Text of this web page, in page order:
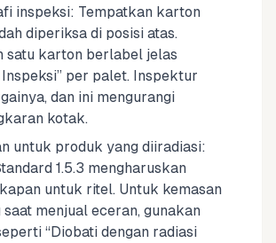
inspeksi: Tempatkan karton
diperiksa di posisi atas.
satu karton berlabel jelas
Inspeksi” per palet. Inspektur
dan ini mengurangi
kotak.
untuk produk yang diiradiasi:
1.5.3 mengharuskan
untuk ritel. Untuk kemasan
menjual eceran, gunakan
“Diobati dengan radiasi